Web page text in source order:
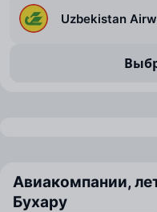
Uzbekistan
Авиакомпании,
Бухару